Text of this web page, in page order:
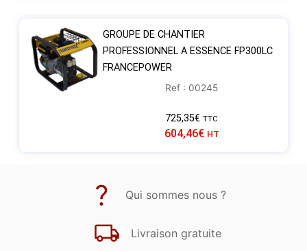
GROUPE DE CHANTIER
PROFESSIONNEL A ESSENCE FP300LC
FRANCEPOWER
Ref : 00245
725,35€ TTC
604,46€ HT
Qui sommes nous ?
Livraison gratuite